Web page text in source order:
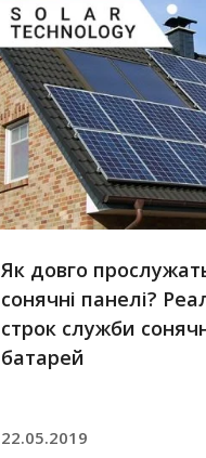
Як довго
сонячні панелі?
строк служби
батарей
22.05.2019